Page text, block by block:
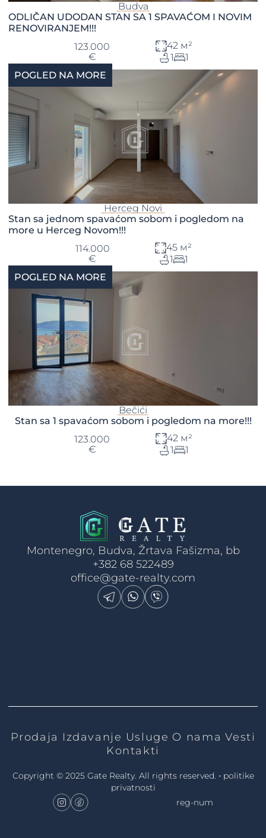
Budva
ODLIČAN UDODAN STAN SA 1 SPAVAĆOM I NOVIM
RENOVIRANJEM!!!
123.000
€
42 м²
1
1
POGLED NA MORE
Herceg Novi
Stan sa jednom spavaćom sobom i pogledom na
more u Herceg Novom!!!
114.000
€
45 м²
1
1
POGLED NA MORE
Bečići
Stan sa 1 spavaćom sobom i pogledom na more!!!
123.000
€
42 м²
1
1
Montenegro, Budva, Žrtava Fašizma, bb
+382 68 522489
office@gate-realty.com
Prodaja Izdavanje Usluge O nama Vesti
Kontakti
Copyright © 2025 Gate Realty. All rights reserved. • politike
privatnosti
reg-num